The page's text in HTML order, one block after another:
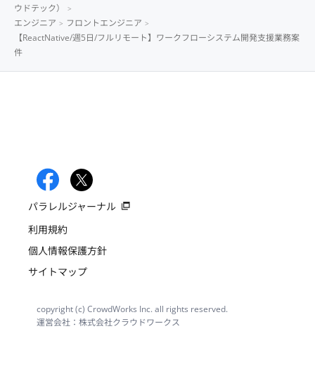
ウドテック）
エンジニア
フロントエンジニア
【ReactNative/週5日/フルリモート】ワークフローシステム開発支援業務案
件
パラレルジャーナル
利用規約
個人情報保護方針
サイトマップ
copyright (c) CrowdWorks Inc. all rights reserved.
運営会社：株式会社クラウドワークス